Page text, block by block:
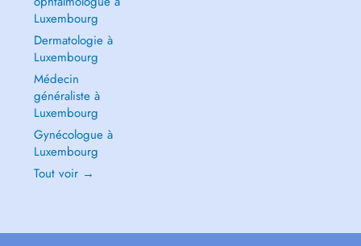
Luxembourg
Dermatologie à
Luxembourg
Médecin
généraliste à
Luxembourg
Gynécologue à
Luxembourg
Tout voir →